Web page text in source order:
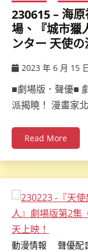
230615 – 海
場、『城市獵
ンター 天使
2023 年 6 月 15
■劇場版．聲優■
派揭曉！ 漫畫家
Read More
動漫情報 聲優配